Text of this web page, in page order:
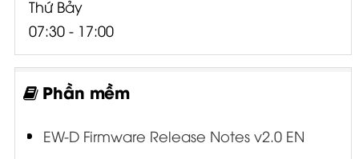
07:30 - 17:00
Phần mềm